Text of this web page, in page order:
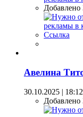
Добавлено
Ссылка
Авелина
30.10.2025 | 18:12
Добавлено